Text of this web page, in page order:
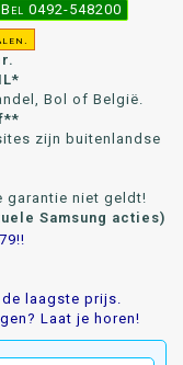
0492-548200
Bol of België.
zijn buitenlandse
garantie niet geldt!
Samsung acties)
laagste prijs.
Laat je horen!